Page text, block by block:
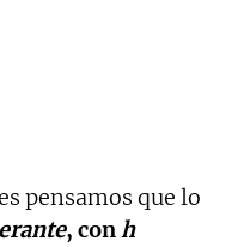
pensamos que lo
, conh